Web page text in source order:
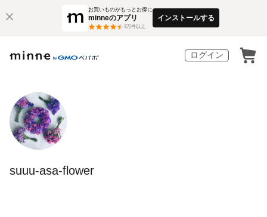
お買いものがもっとお得に
minneのアプリ
3万件以上
インストールする
ログイン
suuu-asa-flower